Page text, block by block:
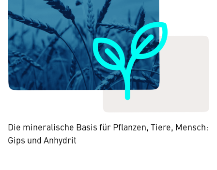
Die mineralische Basis für Pflanzen, Tiere, Mensch:
Gips und Anhydrit